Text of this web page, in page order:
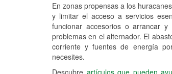
En zonas propensas a los
y limitar el acceso a servicios
funcionar accesorios o arrancar
problemas en el alternador. El
corriente y fuentes de energía
necesites.